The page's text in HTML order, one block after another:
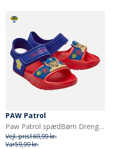
PAW Patrol
Paw Patrol spædBørn Drenge ankelrem sandaler Rød
Vejl. pris169,99 kr.
Var59,99 kr.